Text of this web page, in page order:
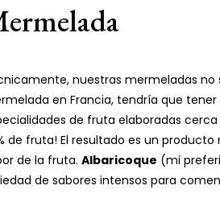
nuestras mermeladas no
en Francia, tendría que
de fruta elaboradas
de fruta! El resultado es un
de la fruta.Albaricoque (mi
de sabores intensos para